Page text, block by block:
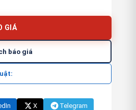
GIÁ
báo giá
X Telegram